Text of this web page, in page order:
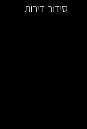
סידור דירות